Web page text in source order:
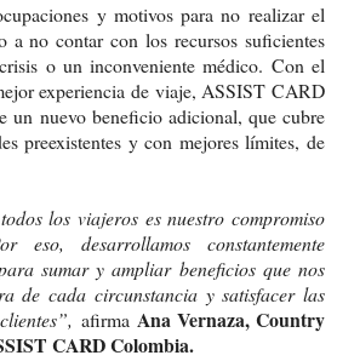
y motivos para no realizar el
a no contar con los recursos suficientes
o un inconveniente médico. Con el
experiencia de viaje, ASSIST CARD
un nuevo beneficio adicional, que cubre
preexistentes y con mejores límites, de
los viajeros es nuestro compromiso
eso, desarrollamos constantemente
sumar y ampliar beneficios que nos
de cada circunstancia y satisfacer las
afirma Ana Vernaza, Country
CARD Colombia.